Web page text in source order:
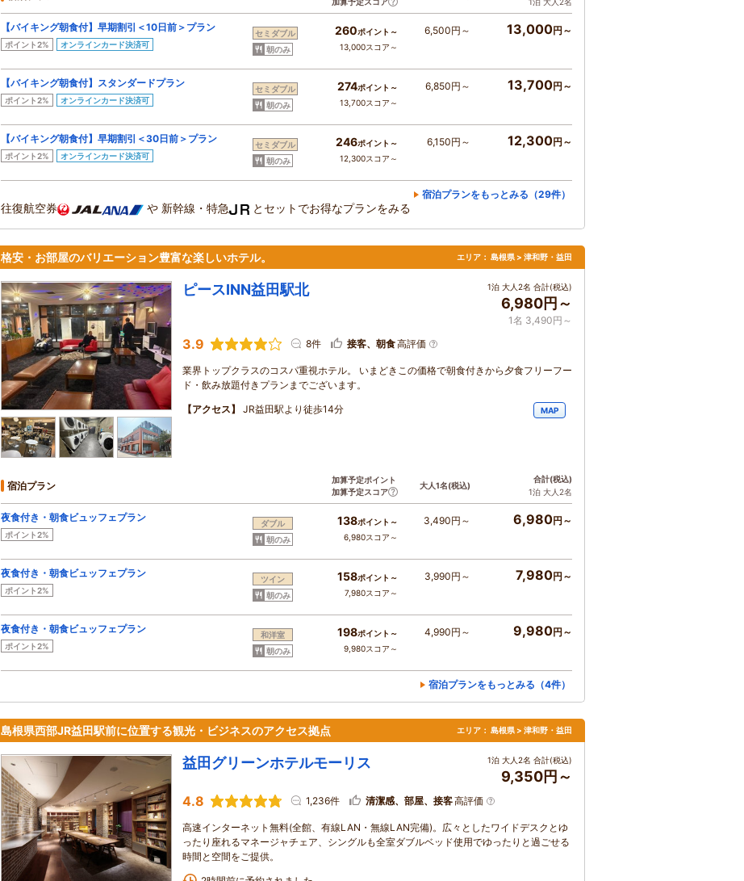
【バイキング朝食付】早期割引＜10日前＞プラン
ポイント2% オンラインカード決済可
セミダブル
朝のみ
260ポイント～
13,000スコア～
6,500円～ 13,000円～
【バイキング朝食付】スタンダードプラン
ポイント2% オンラインカード決済可
セミダブル
朝のみ
274ポイント～
13,700スコア～
6,850円～ 13,700円～
【バイキング朝食付】早期割引＜30日前＞プラン
ポイント2% オンラインカード決済可
セミダブル
朝のみ
246ポイント～
12,300スコア～
6,150円～ 12,300円～
宿泊プランをもっとみる（29件）
往復航空券 や 新幹線・特急 とセットでお得なプランをみる
格安・お部屋のバリエーション豊富な楽しいホテル。 エリア： 島根県 > 津和野・益田
ピースINN益田駅北 1泊 大人2名 合計(税込)
6,980円～
1名 3,490円～
3.9 8件 接客、朝食高評価
業界トップクラスのコスパ重視ホテル。 いまどきこの価格で朝食付きから夕食フリーフー
ド・飲み放題付きプランまでございます。
【アクセス】
JR益田駅より徒歩14分 MAP
宿泊プラン
加算予定ポイント
加算予定スコア
大人1名(税込)
合計(税込)
1泊 大人2名
夜食付き・朝食ビュッフェプラン
ポイント2%
ダブル
朝のみ
138ポイント～
6,980スコア～
3,490円～ 6,980円～
夜食付き・朝食ビュッフェプラン
ポイント2%
ツイン
朝のみ
158ポイント～
7,980スコア～
3,990円～ 7,980円～
夜食付き・朝食ビュッフェプラン
ポイント2%
和洋室
朝のみ
198ポイント～
9,980スコア～
4,990円～ 9,980円～
宿泊プランをもっとみる（4件）
島根県西部JR益田駅前に位置する観光・ビジネスのアクセス拠点 エリア： 島根県 > 津和野・益田
益田グリーンホテルモーリス 1泊 大人2名 合計(税込)
9,350円～
4.8 1,236件 清潔感、部屋、接客高評価
高速インターネット無料(全館、有線LAN・無線LAN完備)。広々としたワイドデスクとゆ
ったり座れるマネージャチェア、シングルも全室ダブルベッド使用でゆったりと過ごせる
時間と空間をご提供。